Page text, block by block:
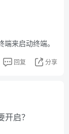
来启动终端。
回复 分享
启？